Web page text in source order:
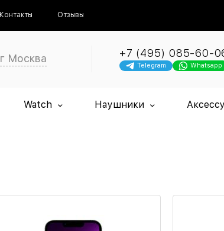
Контакты Отзывы
г Москва +7 (495) 085-60-
Telegram Whatsapp
Watch Наушники